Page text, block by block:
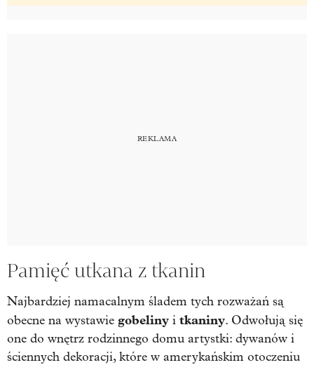
Pamięć utkana z tkanin
Najbardziej namacalnym śladem tych rozważań są
obecne na wystawie gobeliny i tkaniny. Odwołują się
one do wnętrz rodzinnego domu artystki: dywanów i
ściennych dekoracji, które w amerykańskim otoczeniu